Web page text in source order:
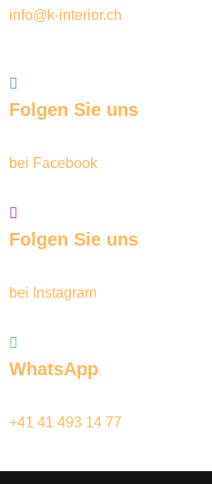
info@k-interior.ch
Folgen Sie uns
bei Facebook
Folgen Sie uns
bei Instagram
WhatsApp
+41 41 493 14 77